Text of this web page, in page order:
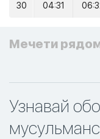
30 04:31
Мечети
Узнавай